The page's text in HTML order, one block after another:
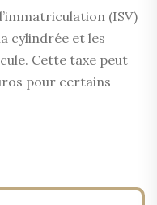
(ISV)
cylindrée et les
Cette taxe peut
pour certains